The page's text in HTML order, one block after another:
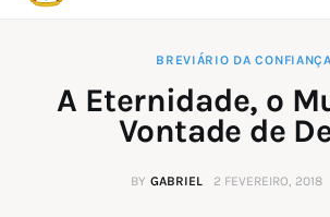
Instruções
Espiritualidade
BREVIÁRIO DA CONFIANÇA
A Eternidade, o
Vontade de
BY GABRIEL 2 FEVEREIRO, 2018